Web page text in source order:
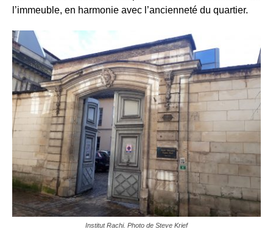
l’immeuble, en harmonie avec l’ancienneté du quartier.
Institut Rachi. Photo de Steve Krief